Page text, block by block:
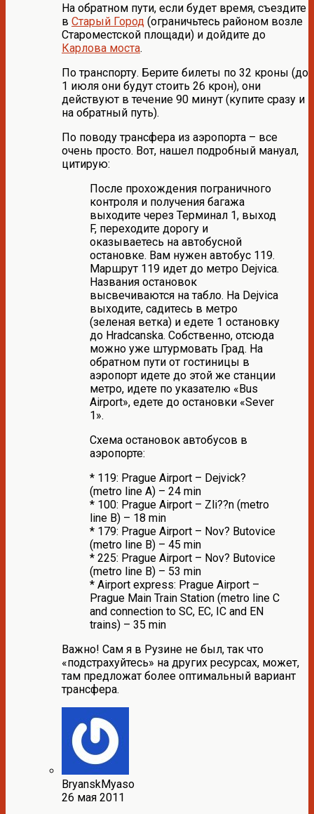
На обратном пути, если будет время, съездите
в Старый Город (ограничьтесь районом возле
Староместской площади) и дойдите до
Карлова моста.
По транспорту. Берите билеты по 32 кроны (до
1 июля они будут стоить 26 крон), они
действуют в течение 90 минут (купите сразу и
на обратный путь).
По поводу трансфера из аэропорта – все
очень просто. Вот, нашел подробный мануал,
цитирую:
После прохождения пограничного
контроля и получения багажа
выходите через Терминал 1, выход
F, переходите дорогу и
оказываетесь на автобусной
остановке. Вам нужен автобус 119.
Маршрут 119 идет до метро Dejvica.
Названия остановок
высвечиваются на табло. На Dejvica
выходите, садитесь в метро
(зеленая ветка) и едете 1 остановку
до Hradcanska. Собственно, отсюда
можно уже штурмовать Град. На
обратном пути от гостиницы в
аэропорт идете до этой же станции
метро, идете по указателю «Bus
Airport», едете до остановки «Sever
1».
Схема остановок автобусов в
аэропорте:
* 119: Prague Airport – Dejvick?
(metro line A) – 24 min
* 100: Prague Airport – Zli??n (metro
line B) – 18 min
* 179: Prague Airport – Nov? Butovice
(metro line B) – 45 min
* 225: Prague Airport – Nov? Butovice
(metro line B) – 53 min
* Airport express: Prague Airport –
Prague Main Train Station (metro line C
and connection to SC, EC, IC and EN
trains) – 35 min
Важно! Сам я в Рузине не был, так что
«подстрахуйтесь» на других ресурсах, может,
там предложат более оптимальный вариант
трансфера.
BryanskMyaso
26 мая 2011